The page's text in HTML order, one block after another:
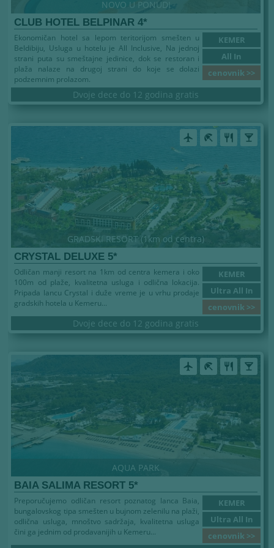
NOVO U PONUDI
CLUB HOTEL BELPINAR 4*
KEMER
All In
cenovnik >>
Ekonomičan hotel sa lepom teritorijom smešten u
Beldibiju, Usluga u hotelu je All Inclusive, Na jednoj
strani puta su smeštajne jedinice, dok se restoran i
plaža nalaze na drugoj strani do koje se dolazi
podzemnim prolazom.
Dvoje dece do 12 godina gratis
airplanemode_active beach_access restaurant local_bar
GRADSKI RESORT (1km od centra)
CRYSTAL DELUXE 5*
KEMER
Ultra All In
cenovnik >>
Odličan manji resort na 1km od centra kemera i oko
100m od plaže, kvalitetna usluga i odlična lokacija.
Pripada lancu Crystal i duže vreme je u vrhu prodaje
gradskih hotela u Kemeru...
Dvoje dece do 12 godina gratis
airplanemode_active beach_access restaurant local_bar
AQUA PARK
BAIA SALIMA RESORT 5*
KEMER
Ultra All In
cenovnik >>
Preporučujemo odličan resort poznatog lanca Baia,
bungalovskog tipa smešten u bujnom zelenilu na plaži,
odlična usluga, mnoštvo sadržaja, kvalitetna usluga
čini ga jednim od prodavanijih u Kemeru...